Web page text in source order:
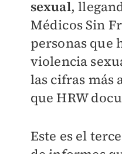
sexual,
Médicos Sin
personas que
violencia
las cifras más
que HRW
Este es el